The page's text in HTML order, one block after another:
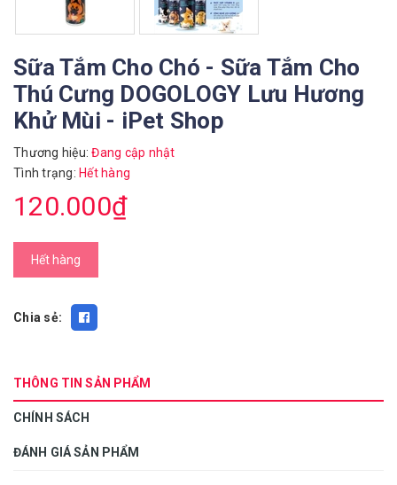
Sữa Tắm Cho Chó - Sữa Tắm Cho
Thú Cưng DOGOLOGY Lưu Hương
Khử Mùi - iPet Shop
Thương hiệu: Đang cập nhật
Tình trạng: Hết hàng
120.000₫
Hết hàng
Chia sẻ:
THÔNG TIN SẢN PHẨM
CHÍNH SÁCH
ĐÁNH GIÁ SẢN PHẨM